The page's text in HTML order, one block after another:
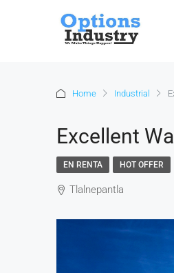
Home Industrial
Excellent
EN RENTA HOT OFFER
Tlalnepantla